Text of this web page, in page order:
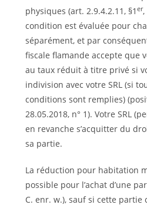
physiques (art. 2.9.4.2.11, §1 er,
condition est évaluée pour
séparément, et par
fiscale flamande accepte que
au taux réduit à titre privé si
indivision avec votre SRL (si
conditions sont remplies)
28.05.2018, n° 1). Votre SRL
en revanche s’acquitter du
sa partie.
La réduction pour habitation
possible pour l’achat d’une
C. enr. w.), sauf si cette partie